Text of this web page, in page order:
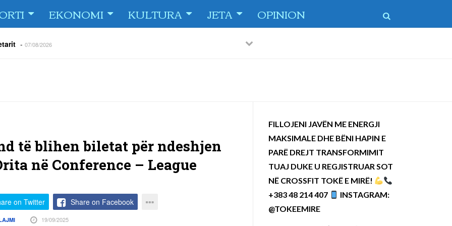
EKONOMI KULTURA JETA OPINION
Fiorin e San Marinos, duke i shënuar katër gola në pjesëlojën e dytë -
portofolin me dokumente dhe të holla
PreviousNext
të blihen biletat për ndeshjen
në Conference – League
on Twitter Share on Facebook
19/09/2025
FILLOJENI JAVËN ME ENERGJI
MAKSIMALE DHE BËNI HAPIN E
PARË DREJT TRANSFORMIMIT
TUAJ DUKE U REGJISTRUAR SOT
NË CROSSFIT TOKË E MIRË!
+383 48 214 407
INSTAGRAM:
@TOKEEMIRE